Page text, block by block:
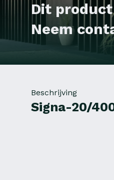
Dit
Neem
Beschrijving
Signa-20/